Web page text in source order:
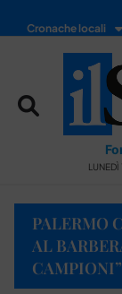
Cronache locali
PALERMO
AL
CAMPIONI”